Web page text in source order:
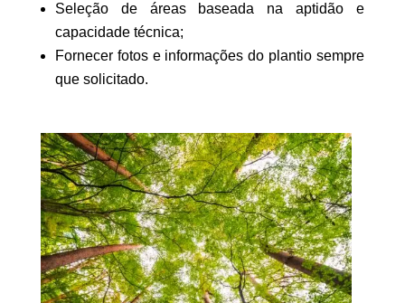
Seleção de áreas baseada na aptidão e
capacidade técnica;
Fornecer fotos e informações do plantio sempre
que solicitado.